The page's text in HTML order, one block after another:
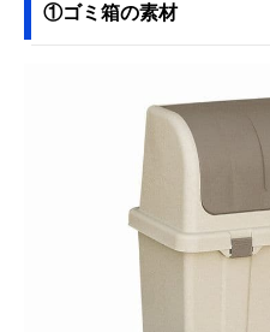
①ゴミ箱の素材